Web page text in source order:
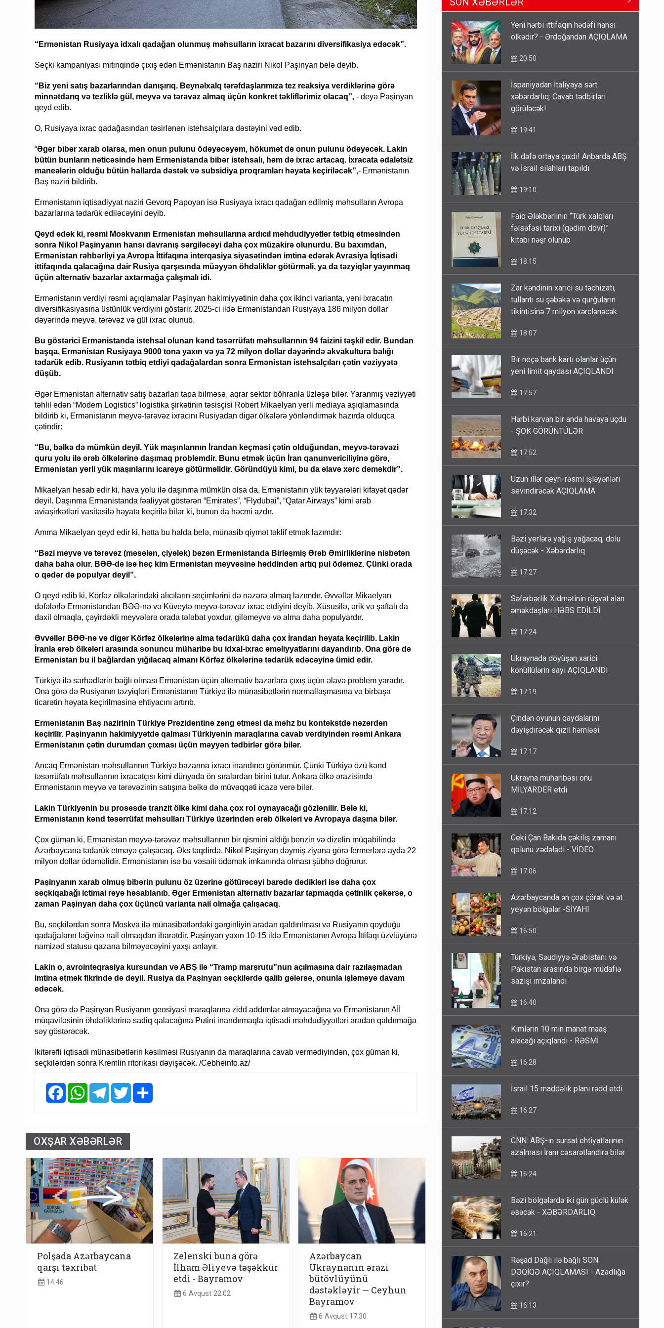
“Ermənistan Rusiyaya idxalı qadağan olunmuş məhsulların ixracat bazarını diversifikasiya edəcək”.
Seçki kampaniyası mitinqində çıxış edən Ermənistanın Baş naziri Nikol Paşinyan belə deyib.
“Biz yeni satış bazarlarından danışırıq. Beynəlxalq tərəfdaşlarımıza tez reaksiya verdiklərinə görə
minnətdarıq və tezliklə gül, meyvə və tərəvəz almaq üçün konkret təkliflərimiz olacaq”, - deyə Paşinyan
qeyd edib.
O, Rusiyaya ixrac qadağasından təsirlənən istehsalçılara dəstəyini vəd edib.
“Əgər bibər xarab olarsa, mən onun pulunu ödəyəcəyəm, hökumət də onun pulunu ödəyəcək. Lakin
bütün bunların nəticəsində həm Ermənistanda bibər istehsalı, həm də ixrac artacaq. İxracata ədalətsiz
maneələrin olduğu bütün hallarda dəstək və subsidiya proqramları həyata keçiriləcək”,- Ermənistanın
Baş naziri bildirib.
Ermənistanın iqtisadiyyat naziri Gevorq Papoyan isə Rusiyaya ixracı qadağan edilmiş məhsulların Avropa
bazarlarına tədarük ediləcəyini deyib.
Qeyd edək ki, rəsmi Moskvanın Ermənistan məhsullarına ardıcıl məhdudiyyətlər tətbiq etməsindən
sonra Nikol Paşinyanın hansı davranış sərgiləcəyi daha çox müzakirə olunurdu. Bu baxımdan,
Ermənistan rəhbərliyi ya Avropa İttifaqına interqasiya siyasətindən imtina edərək Avrasiya İqtisadi
ittifaqında qalacağına dair Rusiya qarşısında müəyyən öhdəliklər götürməli, ya da təzyiqlər yayınmaq
üçün alternativ bazarlar axtarmağa çalışmalı idi.
Ermənistanın verdiyi rəsmi açıqlamalar Paşinyan hakimiyyətinin daha çox ikinci varianta, yəni ixracatın
diversifikasiyasına üstünlük verdiyini göstərir. 2025-ci ildə Ermənistandan Rusiyaya 186 milyon dollar
dəyərində meyvə, tərəvəz və gül ixrac olunub.
Bu göstərici Ermənistanda istehsal olunan kənd təsərrüfatı məhsullarının 94 faizini təşkil edir. Bundan
başqa, Ermənistan Rusiyaya 9000 tona yaxın və ya 72 milyon dollar dəyərində akvakultura balığı
tədarük edib. Rusiyanın tətbiq etdiyi qadağalardan sonra Ermənistan istehsalçıları çətin vəziyyətə
düşüb.
Əgər Ermənistan alternativ satış bazarları tapa bilməsə, aqrar sektor böhranla üzləşə bilər. Yaranmış vəziyyəti
təhlil edən “Modern Logistics” logistika şirkətinin təsisçisi Robert Mikaelyan yerli mediaya aşıqlamasında
bildirib ki, Ermənistanın meyvə-tərəvəz ixracını Rusiyadan digər ölkələrə yönləndirmək hazırda olduqca
çətindir:
“Bu, bəlkə də mümkün deyil. Yük maşınlarının İrandan keçməsi çətin olduğundan, meyvə-tərəvəzi
quru yolu ilə ərəb ölkələrinə daşımaq problemdir. Bunu etmək üçün İran qanunvericiliyinə görə,
Ermənistan yerli yük maşınlarını icarəyə götürməlidir. Göründüyü kimi, bu da əlavə xərc deməkdir”.
Mikaelyan hesab edir ki, hava yolu ilə daşınma mümkün olsa da, Ermənistanın yük təyyarələri kifayət qədər
deyil. Daşınma Ermənistanda fəaliyyət göstərən “Emirates”, “Flydubai”, “Qatar Airways” kimi ərəb
aviaşirkətləri vasitəsilə həyata keçirilə bilər ki, bunun da həcmi azdır.
Amma Mikaelyan qeyd edir ki, hətta bu halda belə, münasib qiymət təklif etmək lazımdır:
“Bəzi meyvə və tərəvəz (məsələn, çiyələk) bəzən Ermənistanda Birləşmiş Ərəb Əmirliklərinə nisbətən
daha baha olur. BƏƏ-də isə heç kim Ermənistan meyvəsinə həddindən artıq pul ödəməz. Çünki orada
o qədər də populyar deyil”.
O qeyd edib ki, Körfəz ölkələrindəki alıcıların seçimlərini də nəzərə almaq lazımdır. Əvvəllər Mikaelyan
dəfələrlə Ermənistandan BƏƏ-nə və Küveytə meyvə-tərəvəz ixrac etdiyini deyib. Xüsusilə, ərik və şaftalı da
daxil olmaqla, çəyirdəkli meyvələrə orada tələbat yoxdur, giləmeyvə və alma daha populyardır.
Əvvəllər BƏƏ-nə və digər Körfəz ölkələrinə alma tədarükü daha çox İrandan həyata keçirilib. Lakin
İranla ərəb ölkələri arasında sonuncu müharibə bu idxal-ixrac əməliyyatlarını dayandırıb. Ona görə də
Ermənistan bu il bağlardan yığılacaq almanı Körfəz ölkələrinə tədarük edəcəyinə ümid edir.
Türkiyə ilə sərhədlərin bağlı olması Ermənistan üçün alternativ bazarlara çıxış üçün əlavə problem yaradır.
Ona görə də Rusiyanın təzyiqləri Ermənistanın Türkiyə ilə münasibətlərin normallaşmasına və birbaşa
ticarətin həyata keçirilməsinə ehtiyacını artırıb.
Ermənistanın Baş nazirinin Türkiyə Prezidentinə zəng etməsi da məhz bu kontekstdə nəzərdən
keçirilir. Paşinyanın hakimiyyətdə qalması Türkiyənin maraqlarına cavab verdiyindən rəsmi Ankara
Ermənistanın çətin durumdan çıxması üçün məyyən tədbirlər görə bilər.
Ancaq Ermənistan məhsullarının Türkiyə bazarına ixracı inandırıcı görünmür. Çünki Türkiyə özü kənd
təsərrüfatı məhsullarının ixracatçısı kimi dünyada ön sıralardan birini tutur. Ankara ölkə ərazisində
Ermənistanın meyvə və tərəvəzinin satışına bəlkə də müvəqqəti icazə verə bilər.
Lakin Türkiyənin bu prosesdə tranzit ölkə kimi daha çox rol oynayacağı gözlənilir. Belə ki,
Ermənistanın kənd təsərrüfat məhsulları Türkiyə üzərindən ərəb ölkələri və Avropaya daşına bilər.
Çox güman ki, Ermənistan meyvə-tərəvəz məhsullarının bir qismini aldığı benzin və dizelin müqabilində
Azərbaycana tədarük etməyə çalışacaq. Əks təqdirdə, Nikol Paşinyan dəymiş ziyana görə fermerlərə ayda 22
milyon dollar ödəməlidir. Ermənistanın isə bu vəsaiti ödəmək imkanında olması şübhə doğrurur.
Paşinyanın xarab olmuş bibərin pulunu öz üzərinə götürəcəyi barədə dedikləri isə daha çox
seçkiqabağı ictimai rəyə hesablanıb. Əgər Ermənistan alternativ bazarlar tapmaqda çətinlik çəkərsə, o
zaman Paşinyan daha çox üçüncü varianta nail olmağa çalışacaq.
Bu, seçkilərdən sonra Moskva ilə münasibətlərdəki gərginliyin aradan qaldırılması və Rusiyanın qoyduğu
qadağaların ləğvinə nail olmaqdan ibarətdir. Paşinyan yaxın 10-15 ildə Ermənistanın Avropa İttifaqı üzvlüyünə
namizəd statusu qazana bilməyəcəyini yaxşı anlayır.
Lakin o, avrointeqrasiya kursundan və ABŞ ilə “Tramp marşrutu”nun açılmasına dair razılaşmadan
imtina etmək fikrində də deyil. Rusiya da Paşinyan seçkilərdə qalib gələrsə, onunla işləməyə davam
edəcək.
Ona görə də Paşinyan Rusiyanın geosiyasi maraqlarına zidd addımlar atmayacağına və Ermənistanın Aİİ
müqaviləsinin öhdəliklərinə sadiq qalacağına Putini inandırmaqla iqtisadi məhdudiyyətləri aradan qaldırmağa
səy göstərəcək.
İkitərəfli iqtisadi münasibətlərin kəsilməsi Rusiyanın da maraqlarına cavab vermədiyindən, çox güman ki,
seçkilərdən sonra Kremlin ritorikası dəyişəcək. /Cebheinfo.az/
FacebookWhatsAppTelegramTwitter
OXŞAR XƏBƏRLƏR
Polşada Azərbaycana
qarşı təxribat
14:46
Zelenski buna görə
İlham Əliyevə təşəkkür
etdi - Bayramov
6 Avqust 22:02
Azərbaycan
Ukraynanın ərazi
bütövlüyünü
dəstəkləyir — Ceyhun
Bayramov
6 Avqust 17:30
Məhərrəmovun oğludur - DOSYE
hüquq və vəzifələr verilib
Kartdan karta istədiyiniz qədər
köçürmə edə bilərsiniz - VİDEO
Yeni hərbi ittifaqın hədəfi hansı
ölkədir? - Ərdoğandan AÇIQLAMA
20:50
İspaniyadan İtaliyaya sərt
xəbərdarlıq: Cavab tədbirləri
görüləcək!
19:41
İlk dəfə ortaya çıxdı! Anbarda ABŞ
və İsrail silahları tapıldı
19:10
Faiq Ələkbərlinin “Türk xalqları
fəlsəfəsi tarixi (qədim dövr)”
kitabı nəşr olunub
18:15
Zar kəndinin xarici su təchizatı,
tullantı su şəbəkə və qurğuların
tikintisinə 7 milyon xərclənəcək
18:07
Bir neçə bank kartı olanlar üçün
yeni limit qaydası AÇIQLANDI
17:57
Hərbi karvan bir anda havaya uçdu
- ŞOK GÖRÜNTÜLƏR
17:52
Uzun illər qeyri-rəsmi işləyənləri
sevindirəcək AÇIQLAMA
17:32
Bəzi yerlərə yağış yağacaq, dolu
düşəcək - Xəbərdarlıq
17:27
Səfərbərlik Xidmətinin rüşvət alan
əməkdaşları HƏBS EDİLDİ
17:24
Ukraynada döyüşən xarici
könüllülərin sayı AÇIQLANDI
17:19
Çindən oyunun qaydalarını
dəyişdirəcək qızıl həmləsi
17:17
Ukrayna müharibəsi onu
MİLYARDER etdi
17:12
Ceki Çan Bakıda çəkiliş zamanı
qolunu zədələdi - VİDEO
17:06
Azərbaycanda ən çox çörək və ət
yeyən bölgələr -SİYAHI
16:50
Türkiyə, Səudiyyə Ərəbistanı və
Pakistan arasında birgə müdafiə
sazişi imzalandı
16:40
Kimlərin 10 min manat maaş
alacağı açıqlandı - RƏSMİ
16:28
İsrail 15 maddəlik planı rədd etdi
16:27
CNN: ABŞ-ın sursat ehtiyatlarının
azalması İranı cəsarətləndirə bilər
16:24
Bəzi bölgələrdə iki gün güclü külək
əsəcək - XƏBƏRDARLIQ
16:21
Rəşad Dağlı ilə bağlı SON
DƏQİQƏ AÇIQLAMASI - Azadlığa
çıxır?
16:13